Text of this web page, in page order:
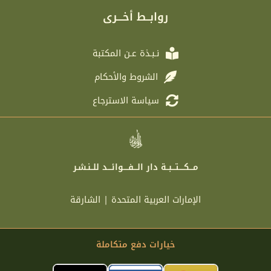
o
k
r
روابــط أخـــرى
نـبـذة عـن المكتبة
الشروط والأحكام
سياسة الاسترجاع
مـــكــــتـــبــة دار الـــفــــوائـــد للــنـشـر
الإمارات العربية المتحدة | الشارقة
خيارات دفع متكاملة